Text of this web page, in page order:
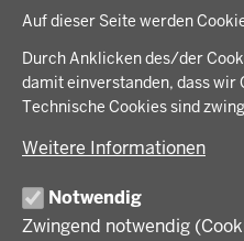
Auf dieser Seite werden
Durch Anklicken des/der
damit einverstanden, dass wir
Technische Cookies sind
Weitere Informationen
Notwendig
Zwingend notwendig
in
der
Fußzeile
THEMEN
Arbeitsschutz, Ordnung und
Bauen, Planen und Verkehr
Bildung, Schule und Sport
Gesundheit und Soziales
Umwelt und Natur
Wirtschaft, Kultur und
IM FOKUS
Energiewende in der Region
BEZIRKSREGIERUNG
Bezirksregierung Münster
Regierungsbezirk Münster
FÖRDERPORTAL